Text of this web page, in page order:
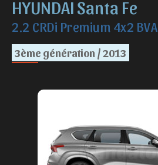
HYUNDAI Santa Fe
2.2 CRDi Premium 4x2 BVA
3ème génération / 2013